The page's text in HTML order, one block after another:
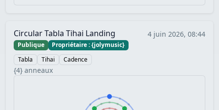
Circular Tabla Tihai Landing
Publique
Propriétaire : {jolymusic}
Tabla
Tihai Cadence
4 juin 2026, 08:44
{4} anneaux